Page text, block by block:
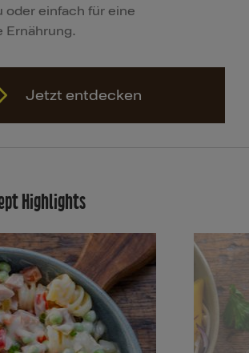
oder einfach für eine
Ernährung.
Jetzt entdecken
Jetzt entdecken
Highlights